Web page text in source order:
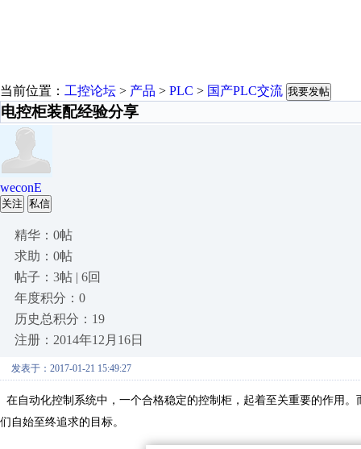
当前位置： 工控论坛 > 产品 > PLC > 国产PLC交流 我要发帖
电控柜装配经验分享
weconE
关注 私信
精华：0帖
求助：0帖
帖子：3帖 | 6回
年度积分：0
历史总积分：19
注册：2014年12月16日
发表于：2017-01-21 15:49:27
在自动化控制系统中，一个合格稳定的控制柜，起着至关重要的作用
们自始至终追求的目标。